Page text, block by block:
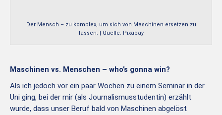
Der Mensch – zu komplex, um sich von Maschinen ersetzen zu
lassen. | Quelle: Pixabay
Maschinen vs. Menschen – who’s gonna win?
Als ich jedoch vor ein paar Wochen zu einem Seminar in der
Uni ging, bei der mir (als Journalismusstudentin) erzählt
wurde, dass unser Beruf bald von Maschinen abgelöst